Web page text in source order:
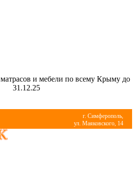
матрасов и мебели по всему Крыму до
31.12.25
г. Симферополь,
ул. Маяковского, 14